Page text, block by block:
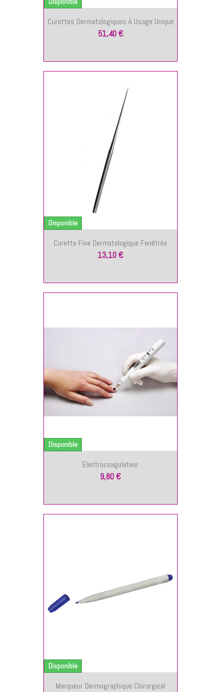
Curettes Dermatologiques À Usage Unique
51,40 €
Curette Fine Dermatologique Fenêtrée
13,10 €
Disponible
Electrocoagulateur
9,80 €
Disponible
Marqueur Dermographique Chirurgical
Disponible